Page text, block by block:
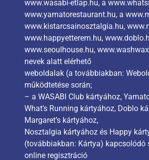
www.wasabi-etlap.hu, a
www.yamatorestaurant.hu, a
www.kistarcsainosztalgia.hu,
www.happyetterem.hu,
www.seoulhouse.hu,
nevek alatt elérhető
weboldalak (a továbbiakban:
működtetése során;
– a WASABI Club kártyához,
What’s Running kártyához, Doblo
Margaret’s kártyához,
Nosztalgia kártyához és Happy
(továbbiakban: Kártya) kapcsolódó
online regisztráció